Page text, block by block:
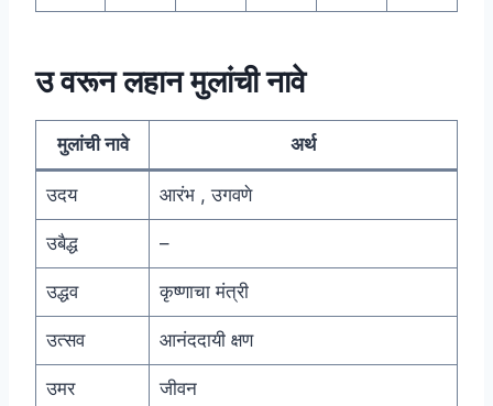
उ वरून लहान मुलांची नावे
मुलांची नावे अर्थ
उदय आरंभ , उगवणे
उबैद्ध –
उद्धव कृष्णाचा मंत्री
उत्सव आनंददायी क्षण
उमर जीवन